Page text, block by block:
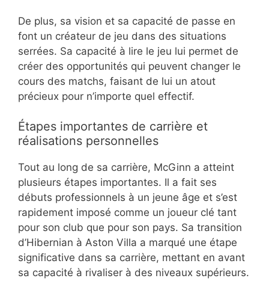
De plus, sa vision et sa capacité de passe en
font un créateur de jeu dans des situations
serrées. Sa capacité à lire le jeu lui permet de
créer des opportunités qui peuvent changer le
cours des matchs, faisant de lui un atout
précieux pour n’importe quel effectif.
Étapes importantes de carrière et
réalisations personnelles
Tout au long de sa carrière, McGinn a atteint
plusieurs étapes importantes. Il a fait ses
débuts professionnels à un jeune âge et s’est
rapidement imposé comme un joueur clé tant
pour son club que pour son pays. Sa transition
d’Hibernian à Aston Villa a marqué une étape
significative dans sa carrière, mettant en avant
sa capacité à rivaliser à des niveaux supérieurs.